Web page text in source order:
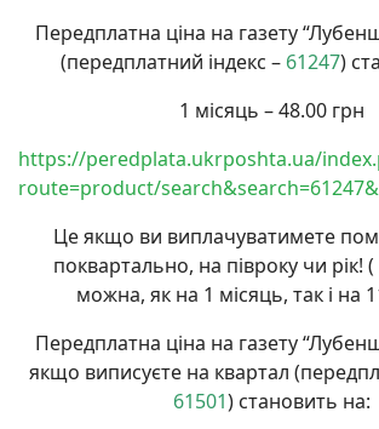
Передплатна ціна на газету
(передплатний індекс – 61247)
1 місяць – 48.00 грн
https://peredplata.ukrposhta.ua/
route=product/
Це якщо ви виплачуватимете
поквартально, на півроку чи рік!
можна, як на 1 місяць, так і на
Передплатна ціна на газету
якщо виписуєте на квартал
61501) становить на: